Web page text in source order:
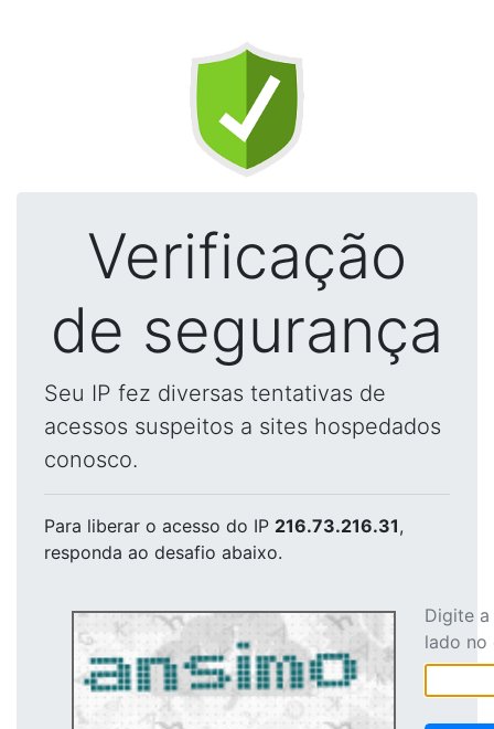
Verificação
de segurança
Seu IP fez diversas tentativas de
acessos suspeitos a sites hospedados
conosco.
Para liberar o acesso do IP 216.73.216.31,
responda ao desafio abaixo.
Digite
lado no